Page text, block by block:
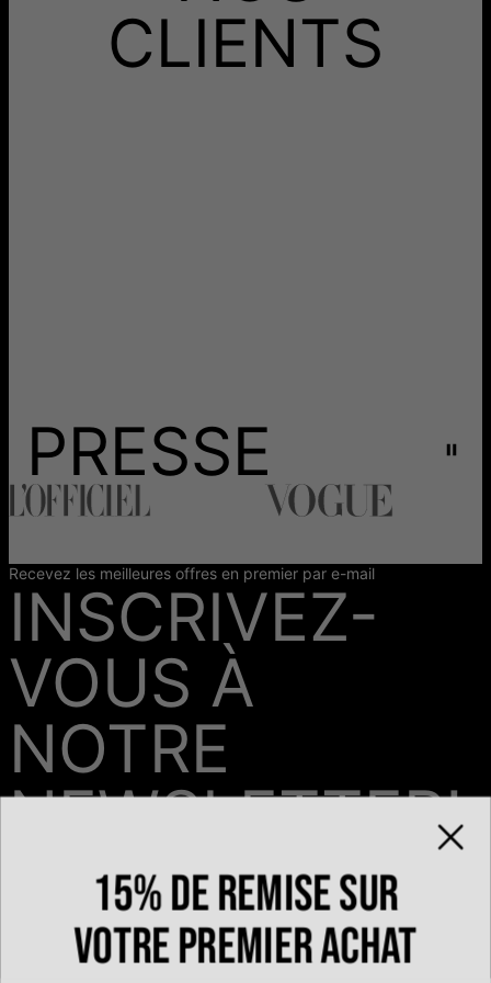
branché à portée de main en tout temps.
Les délais mentionnés comprennent le temps de
production.CLIENTS
PRESSE
Recevez les meilleures offres en premier par e-mail
INSCRIVEZ-
VOUS À
NOTRE
NEWSLETTER!
15% de remise sur
votre premier achat